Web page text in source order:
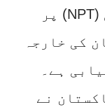
پاکستان نے کبھی این پی ٹی (NPT) پر
کی خارجہ
ہے۔
نے